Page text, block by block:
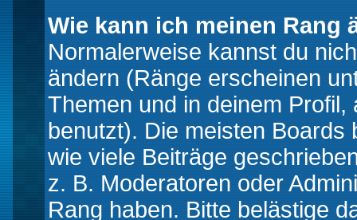
Wie kann ich meinen Rang
Normalerweise kannst du
ändern (Ränge erscheinen
Themen und in deinem
benutzt). Die meisten
wie viele Beiträge
z. B. Moderatoren oder
Rang haben. Bitte belästige